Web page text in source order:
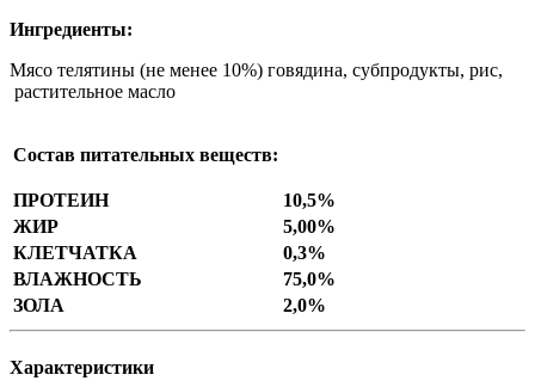
Ингредиенты:
Мясо телятины (не менее 10%) говядина, субпродукты, рис,
растительное масло
Состав питательных веществ:
ПРОТЕИН
10,5%
ЖИР
5,00%
КЛЕТЧАТКА
0,3%
ВЛАЖНОСТЬ
75,0%
ЗОЛА
2,0%
Характеристики